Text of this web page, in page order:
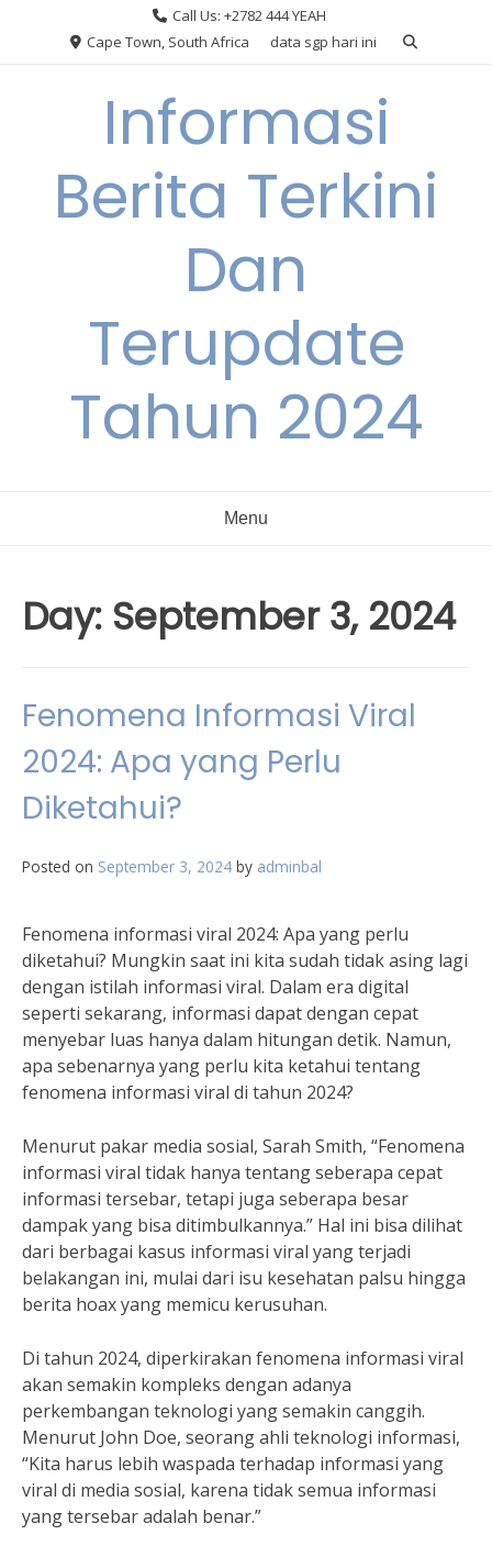
Call Us: +2782 444 YEAH
Cape Town, South Africa
data sgp hari ini
Informasi
Berita Terkini
Dan
Terupdate
Tahun 2024
Menu
Day: September 3, 2024
Fenomena Informasi Viral
2024: Apa yang Perlu
Diketahui?
Posted on September 3, 2024 by adminbal
Fenomena informasi viral 2024: Apa yang perlu
diketahui? Mungkin saat ini kita sudah tidak asing lagi
dengan istilah informasi viral. Dalam era digital
seperti sekarang, informasi dapat dengan cepat
menyebar luas hanya dalam hitungan detik. Namun,
apa sebenarnya yang perlu kita ketahui tentang
fenomena informasi viral di tahun 2024?
Menurut pakar media sosial, Sarah Smith, “Fenomena
informasi viral tidak hanya tentang seberapa cepat
informasi tersebar, tetapi juga seberapa besar
dampak yang bisa ditimbulkannya.” Hal ini bisa dilihat
dari berbagai kasus informasi viral yang terjadi
belakangan ini, mulai dari isu kesehatan palsu hingga
berita hoax yang memicu kerusuhan.
Di tahun 2024, diperkirakan fenomena informasi viral
akan semakin kompleks dengan adanya
perkembangan teknologi yang semakin canggih.
Menurut John Doe, seorang ahli teknologi informasi,
“Kita harus lebih waspada terhadap informasi yang
viral di media sosial, karena tidak semua informasi
yang tersebar adalah benar.”